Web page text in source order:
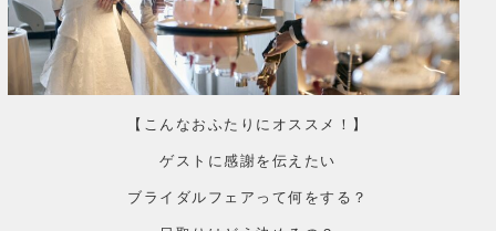
【こんなおふたりにオススメ！】
ゲストに感謝を伝えたい
ブライダルフェアって何をする？